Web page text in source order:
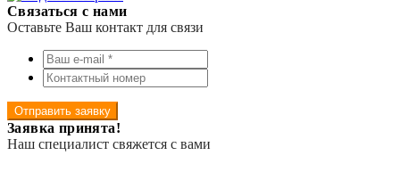
Связаться с нами
Оставьте Ваш контакт для связи
Отправить заявку
Заявка принята!
Наш специалист свяжется с вами